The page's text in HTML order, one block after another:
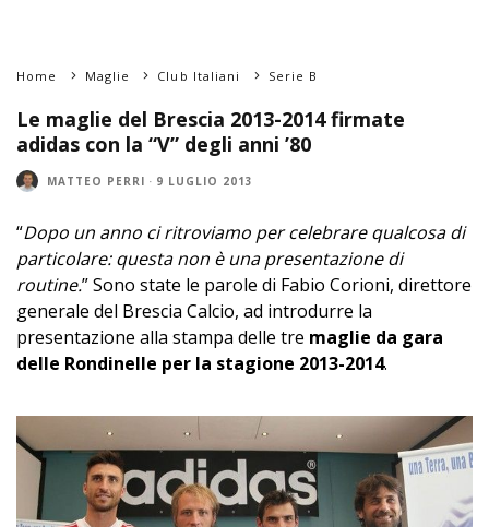
Home Maglie Club Italiani Serie B
Le maglie del Brescia 2013-2014 firmate
adidas con la “V” degli anni ’80
MATTEO PERRI · 9 LUGLIO 2013
“Dopo un anno ci ritroviamo per celebrare qualcosa di
particolare: questa non è una presentazione di
routine.” Sono state le parole di Fabio Corioni, direttore
generale del Brescia Calcio, ad introdurre la
presentazione alla stampa delle tre maglie da gara
delle Rondinelle per la stagione 2013-2014.